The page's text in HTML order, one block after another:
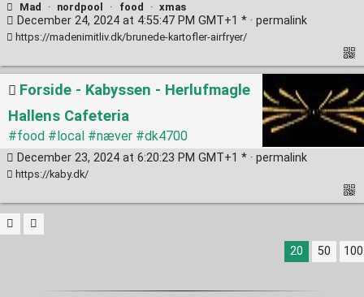
Mad · nordpool · food · xmas
December 24, 2024 at 4:55:47 PM GMT+1 * · permalink
https://madenimitliv.dk/brunede-kartofler-airfryer/
Forside - Kabyssen - Herlufmagle
Hallens Cafeteria
#food #local #næver #dk4700
December 23, 2024 at 6:20:23 PM GMT+1 * · permalink
https://kaby.dk/
20 50 100